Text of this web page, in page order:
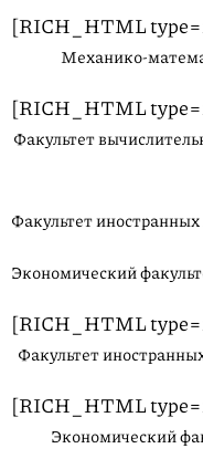
[RICH_HTML
Механико-
[RICH_HTML
Факультет
Факультет
Экономический
[RICH_HTML
Факультет
[RICH_HTML
Экономический